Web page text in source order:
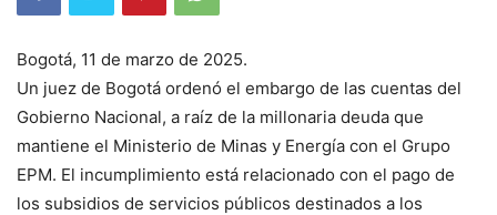
Bogotá, 11 de marzo de 2025.
Un juez de Bogotá ordenó el embargo de las cuentas del
Gobierno Nacional, a raíz de la millonaria deuda que
mantiene el Ministerio de Minas y Energía con el Grupo
EPM. El incumplimiento está relacionado con el pago de
los subsidios de servicios públicos destinados a los